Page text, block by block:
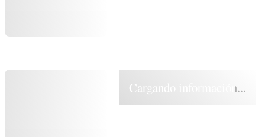
Cargando información...